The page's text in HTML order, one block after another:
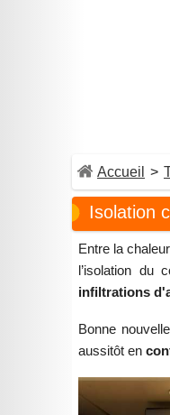
Accueil >
Isolation
Entre la
l’isolation du
infiltrations
Bonne
aussitôt en